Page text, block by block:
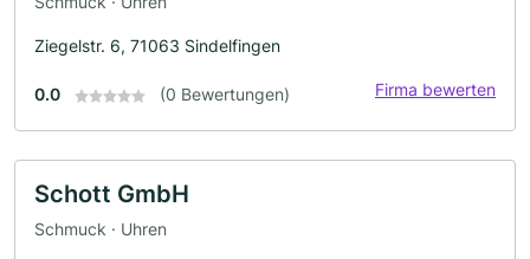
Ziegelstr. 6, 71063 Sindelfingen
0.0 (0 Bewertungen) Firma bewerten
Schott GmbH
Schmuck · Uhren